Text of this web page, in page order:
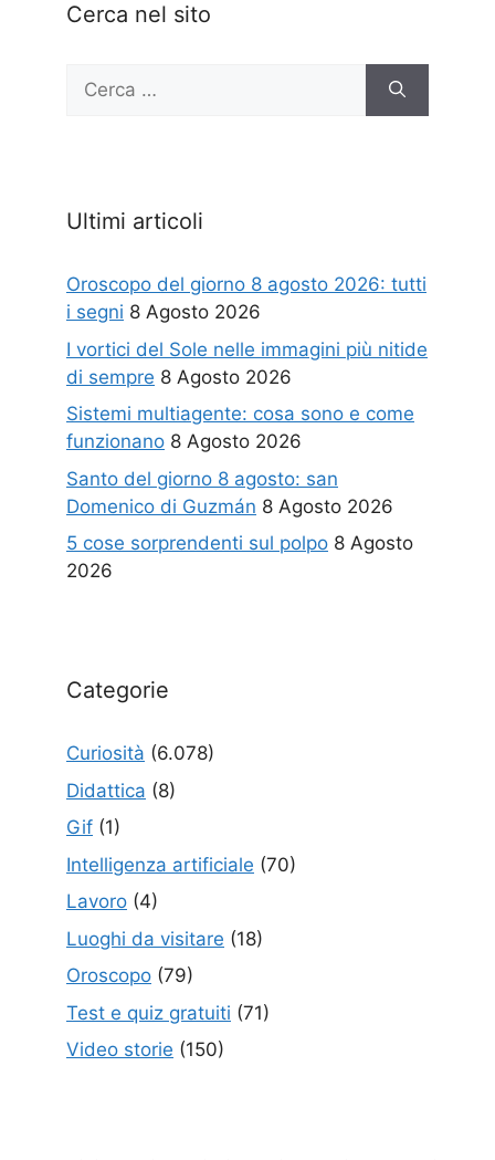
Cerca nel sito
Ricerca
Ultimi articoli
Oroscopo del giorno 8 agosto 2026: tutti
i segni 8 Agosto 2026
I vortici del Sole nelle immagini più nitide
di sempre 8 Agosto 2026
Sistemi multiagente: cosa sono e come
funzionano 8 Agosto 2026
Santo del giorno 8 agosto: san
Domenico di Guzmán 8 Agosto 2026
5 cose sorprendenti sul polpo 8 Agosto
2026
Categorie
Curiosità (6.078)
Didattica (8)
Gif (1)
Intelligenza artificiale (70)
Lavoro (4)
Luoghi da visitare (18)
Oroscopo (79)
Test e quiz gratuiti (71)
Video storie (150)